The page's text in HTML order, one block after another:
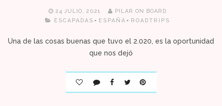
24 JULIO, 2021
PILAR ON BOARD
ESCAPADAS
ESPAÑA ROADTRIPS
Una de las cosas buenas que tuvo el 2.020, es la oportunidad
que nos dejó